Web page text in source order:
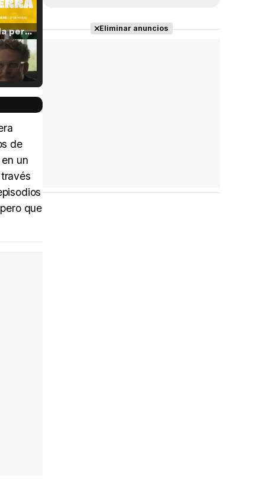
Tráiler 'Vida perra' (2026)
Tráiler Oficial en VOSE 'The Audacity'
Tráiler en español 'Outcome' (2026)
de
un
que
Eliminar anuncios